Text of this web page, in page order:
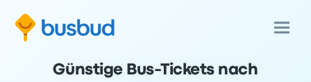
Günstige Bus-Tickets nach